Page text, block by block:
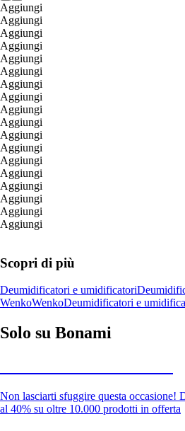
Aggiungi
Aggiungi
Aggiungi
Aggiungi
Aggiungi
Aggiungi
Aggiungi
Aggiungi
Aggiungi
Aggiungi
Aggiungi
Aggiungi
Aggiungi
Aggiungi
Aggiungi
Aggiungi
Aggiungi
Aggiungi
Scopri di più
Deumidificatori e umidificatori
WenkoWenkoDeumidificatori e
Solo su Bonami
Non lasciarti sfuggire questa occasione!
al 40% su oltre 10.000 prodotti in offerta